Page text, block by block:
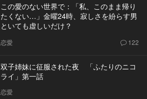
この愛のない世界で：「私、このまま帰り
たくない…」金曜24時、寂しさを紛らす男
といても虚しいだけ？
恋愛 122
双子姉妹に征服された夜 「ふたりのニコ
ライ」第一話
恋愛